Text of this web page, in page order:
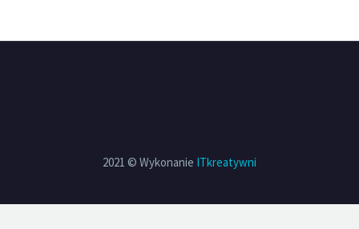
2021 © Wykonanie ITkreatywni